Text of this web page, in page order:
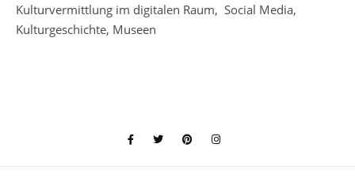
Kulturvermittlung im digitalen Raum, Social Media,
Kulturgeschichte, Museen